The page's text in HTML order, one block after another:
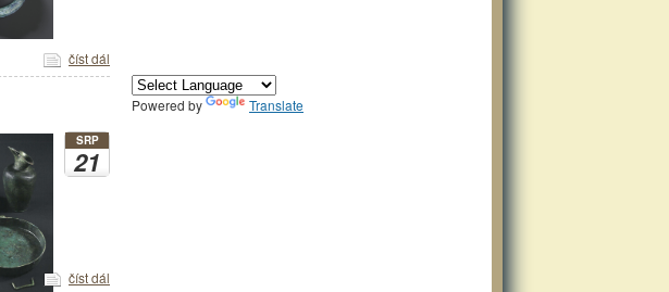
číst dál
SRP
21
číst dál
Powered by Translate